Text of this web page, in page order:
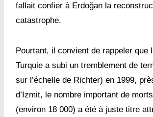
fallait confier à Erdoğan la
catastrophe.
Pourtant, il convient de rappeler que
Turquie a subi un tremblement de
sur l’échelle de Richter) en 1999,
d’Izmit, le nombre important de
(environ 18 000) a été à juste titre